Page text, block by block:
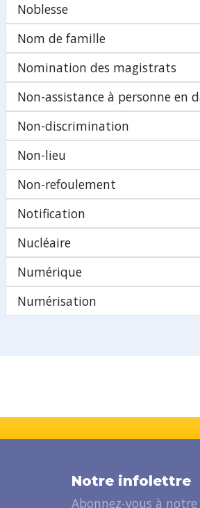
Noblesse
Nom de famille
Nomination des magistrats
Non-assistance à personne en
Non-discrimination
Non-lieu
Non-refoulement
Notification
Nucléaire
Numérique
Numérisation
Notre infolettre
Abonnez-vous à